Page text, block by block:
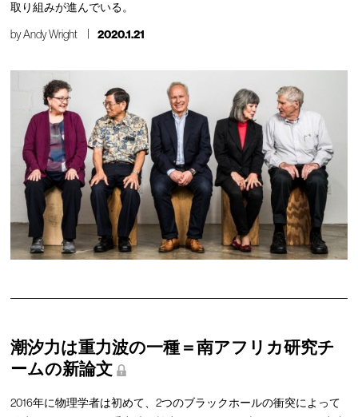
取り組みが進んでいる。
byAndy Wright 2020.1.21
潮汐力は重力波の一種＝南アフリカ研究チ
ームの新論文
2016年に物理学者は初めて、2つのブラックホールの衝突によって